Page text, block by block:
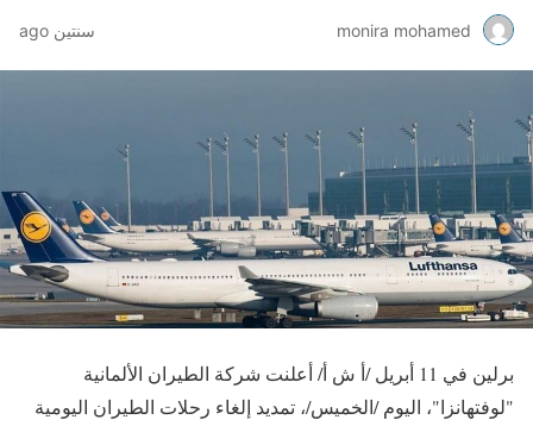
monira mohamed سنتين ago
برلين في 11 أبريل /أ ش أ/ أعلنت شركة الطيران الألمانية
"لوفتهانزا"، اليوم /الخميس/، تمديد إلغاء رحلات الطيران اليومية